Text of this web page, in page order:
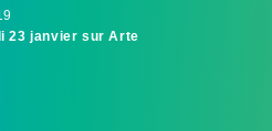
23 janvier sur Arte